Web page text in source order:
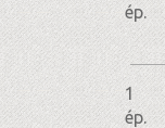
ép.
1
ép.